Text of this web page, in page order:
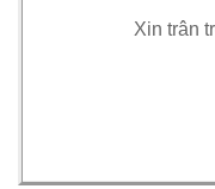
Xin trân